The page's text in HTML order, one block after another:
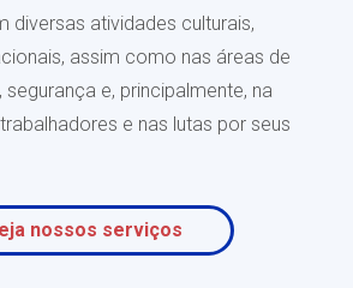
diversas atividades culturais,
assim como nas áreas de
e, principalmente, na
e nas lutas por seus
nossos serviços